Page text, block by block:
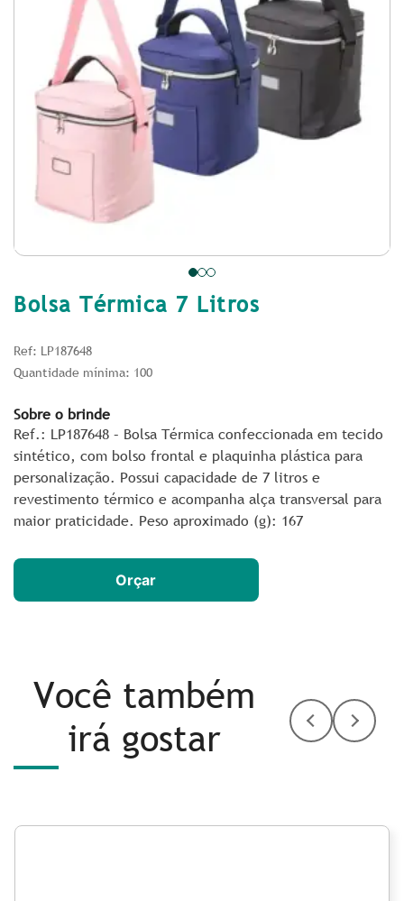
Bolsa Térmica 7 Litros
Ref: LP187648
Quantidade mínima: 100
Sobre o brinde
Ref.: LP187648 – Bolsa Térmica confeccionada em tecido
sintético, com bolso frontal e plaquinha plástica para
personalização. Possui capacidade de 7 litros e
revestimento térmico e acompanha alça transversal para
maior praticidade. Peso aproximado (g): 167
Orçar
Você também
irá gostar